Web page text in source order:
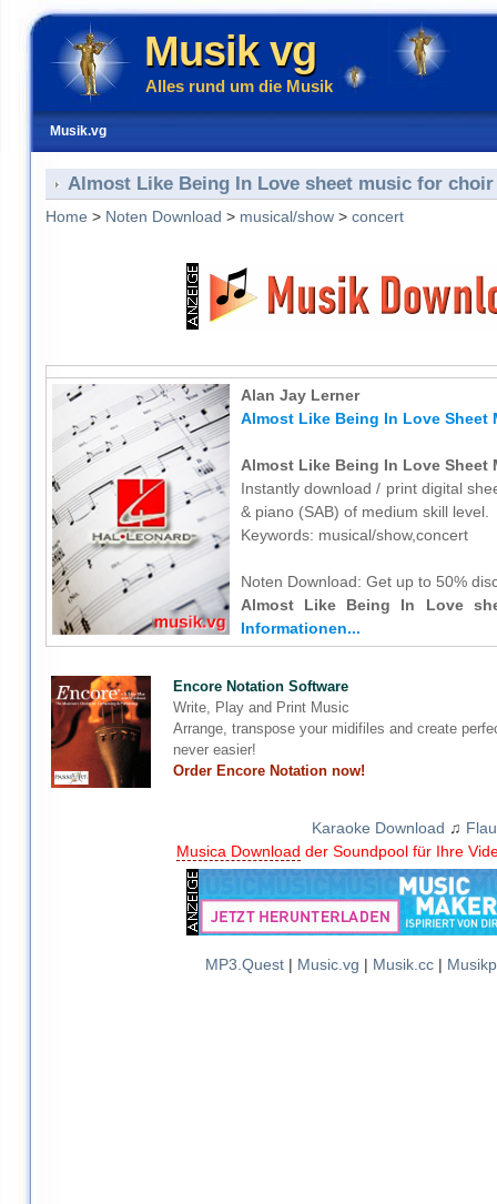
Musik vg
Alles rund um die Musik
Musik.vg
Almost Like Being In Love sheet music for
Home > Noten Download > musical/show> concert
Alan Jay Lerner
Almost Like Being In Love Sheet
Almost Like Being In Love Sheet
Instantly download / print digital
& piano (SAB) of medium skill level.
Keywords: musical/show,concert
Noten Download: Get up to 50%
Almost Like Being In Love
Informationen...
Encore Notation Software
Write, Play and Print Music
Arrange, transpose your midifiles and create
never easier!
Order Encore Notation now!
Karaoke Download ♫
Musica Download der Soundpool für Ihre
MP3.Quest| Music.vg | Musik.cc|